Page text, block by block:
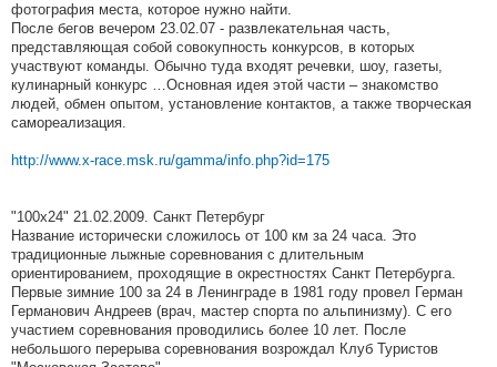
фотография места, которое нужно найти.
После бегов вечером 23.02.07 - развлекательная часть,
представляющая собой совокупность конкурсов, в которых
участвуют команды. Обычно туда входят речевки, шоу, газеты,
кулинарный конкурс …Основная идея этой части – знакомство
людей, обмен опытом, установление контактов, а также творческая
самореализация.
http://www.x-race.msk.ru/gamma/info.php?id=175
"100х24" 21.02.2009. Санкт Петербург
Название исторически сложилось от 100 км за 24 часа. Это
традиционные лыжные соревнования с длительным
ориентированием, проходящие в окрестностях Санкт Петербурга.
Первые зимние 100 за 24 в Ленинграде в 1981 году провел Герман
Германович Андреев (врач, мастер спорта по альпинизму). С его
участием соревнования проводились более 10 лет. После
небольшого перерыва соревнования возрождал Клуб Туристов